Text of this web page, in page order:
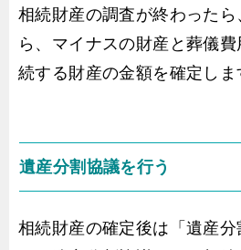
相続財産の調査が終わった
ら、マイナスの財産と葬儀
続する財産の金額を確定しま
遺産分割協議を行う
相続財産の確定後は「遺産分